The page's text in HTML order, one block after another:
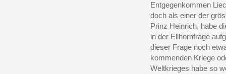
Entgegenkommen
doch als einer der
Prinz Heinrich, habe
in der Ellhornfrage
dieser Frage noch
kommenden Kriege
Weltkrieges habe so